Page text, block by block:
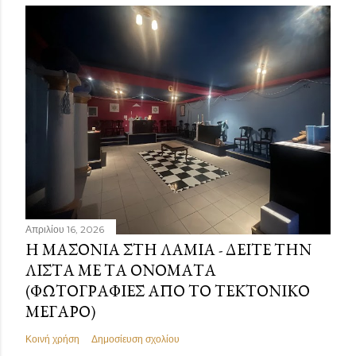
Απριλίου 16, 2026
Η ΜΑΣΟΝΊΑ ΣΤΗ ΛΑΜΊΑ - ΔΕΊΤΕ ΤΗΝ
ΛΊΣΤΑ ΜΕ ΤΑ ΟΝΌΜΑΤΑ
(ΦΩΤΟΓΡΑΦΊΕΣ ΑΠΌ ΤΟ ΤΕΚΤΟΝΙΚΌ
ΜΈΓΑΡΟ)
Κοινή χρήση Δημοσίευση σχολίου